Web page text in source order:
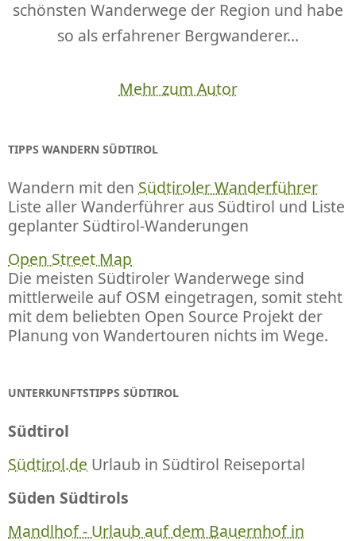
schönsten Wanderwege der Region und habe
so als erfahrener Bergwanderer...
Mehr zum Autor
TIPPS WANDERN SÜDTIROL
Wandern mit den Südtiroler Wanderführer
Liste aller Wanderführer aus Südtirol und Liste
geplanter Südtirol-Wanderungen
Open Street Map
Die meisten Südtiroler Wanderwege sind
mittlerweile auf OSM eingetragen, somit steht
mit dem beliebten Open Source Projekt der
Planung von Wandertouren nichts im Wege.
UNTERKUNFTSTIPPS SÜDTIROL
Südtirol
Südtirol.de Urlaub in Südtirol Reiseportal
Süden Südtirols
Mandlhof - Urlaub auf dem Bauernhof in